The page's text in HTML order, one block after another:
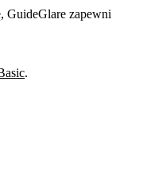
GuideGlare zapewni
.